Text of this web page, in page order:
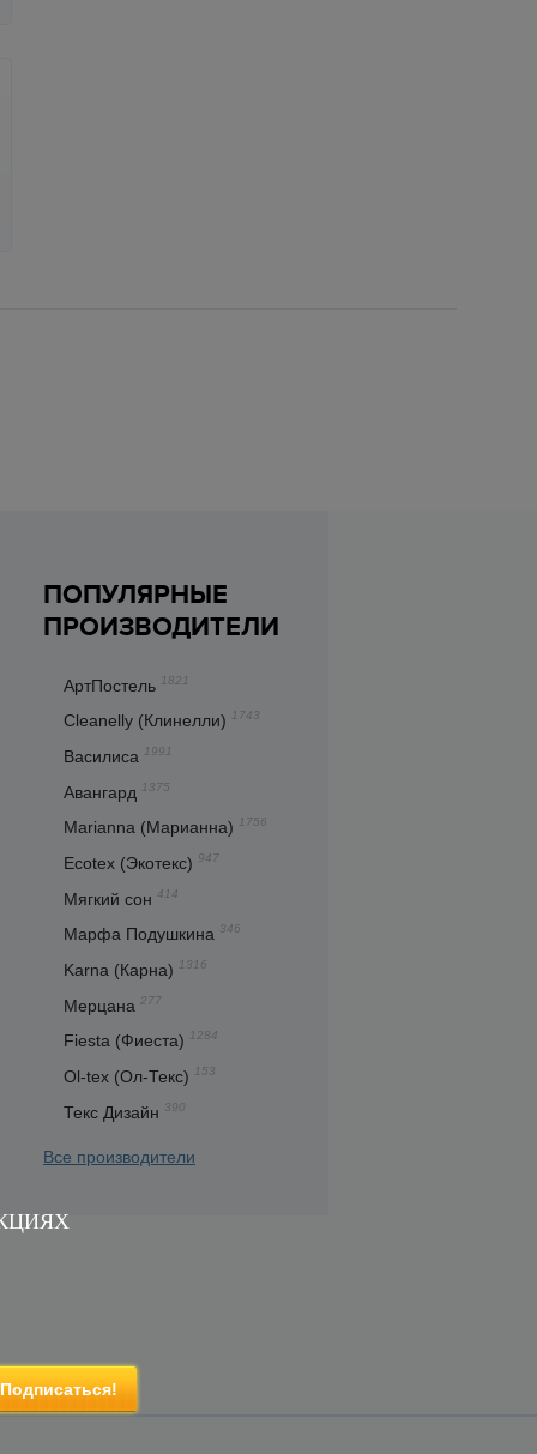
ПОПУЛЯРНЫЕ
ПРОИЗВОДИТЕЛИ
АртПостель 1821
Cleanelly (Клинелли) 1743
Василиса 1991
Авангард 1375
Marianna (Марианна) 1756
Ecotex (Экотекс) 947
Мягкий сон 414
Марфа Подушкина 346
Karna (Карна) 1316
Мерцана 277
Fiesta (Фиеста) 1284
Ol-tex (Ол-Текс) 153
Текс Дизайн 390
Все производители